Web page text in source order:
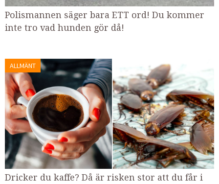
Polismannen säger bara ETT ord! Du kommer
inte tro vad hunden gör då!
ALLMÄNT
Dricker du kaffe? Då är risken stor att du får i